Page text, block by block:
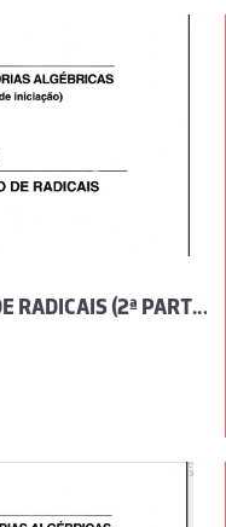
RESOLUBILIDADE POR MEIO DE RADICAIS (2ª PARTE), POR JOSÉ SEBASTIÃO E SILVA